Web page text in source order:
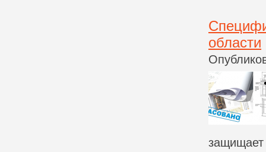
области
защищает